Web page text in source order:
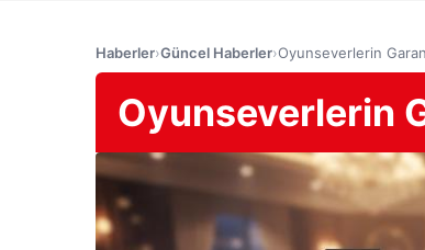
Haberler›Güncel Haberler›Oyunseverlerin
Oyunseverlerin